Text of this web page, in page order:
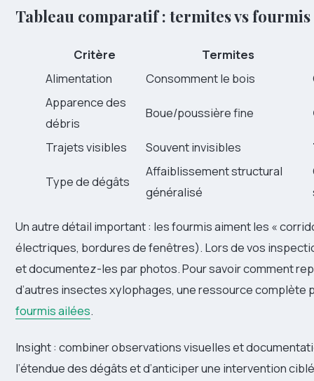
Tableau comparatif : termites vs
Critère
Termites
Alimentation
Consomment le bois
Apparence des
débris
Boue/poussière fine
Trajets visibles Souvent invisibles
Type de dégâts
Affaiblissement structural
généralisé
Un autre détail important : les fourmis aiment les «
électriques, bordures de fenêtres). Lors de vos
et documentez-les par photos. Pour savoir comment
d’autres insectes xylophages, une ressource complète
fourmis ailées.
Insight : combiner observations visuelles et
l’étendue des dégâts et d’anticiper une intervention